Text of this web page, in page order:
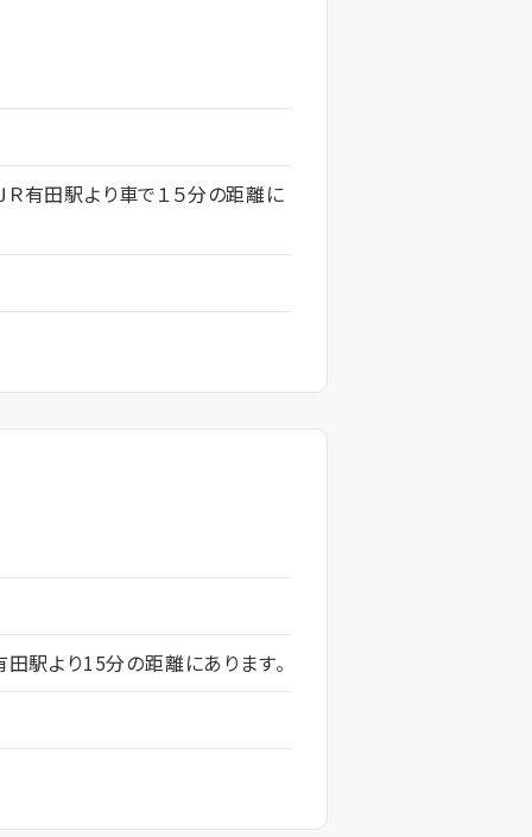
Ｒ有田駅より車で１５分の距離に
駅より15分の距離にあります。